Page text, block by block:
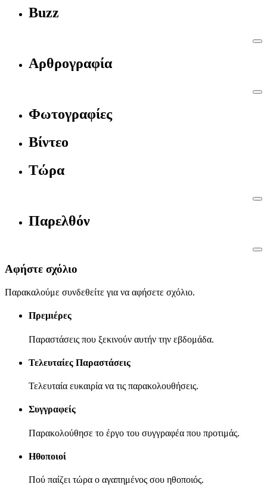
Buzz
Αρθρογραφία
Φωτογραφίες
Βίντεο
Τώρα
Παρελθόν
Αφήστε σχόλιο
Παρακαλούμε συνδεθείτε για να αφήσετε σχόλιο.
Πρεμιέρες
Παραστάσεις που ξεκινούν αυτήν την εβδομάδα.
Τελευταίες Παραστάσεις
Τελευταία ευκαιρία να τις παρακολουθήσεις.
Συγγραφείς
Παρακολούθησε το έργο του συγγραφέα που προτιμάς.
Ηθοποιοί
Πού παίζει τώρα ο αγαπημένος σου ηθοποιός.